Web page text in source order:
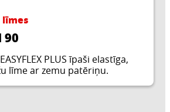
līmes
90
PLUS īpaši elastīga,
līme ar zemu patēriņu.
veido elastīgu līmes kārtiņu un